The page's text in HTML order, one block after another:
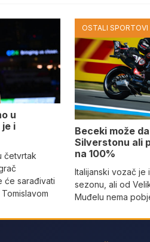
u
i
četvrtak
će sarađivati
OSTALI SPORTOVI
Beceki može
Silverstonu ali
na 100%
Italijanski vozač je
sezonu, ali od
Muđelu nema